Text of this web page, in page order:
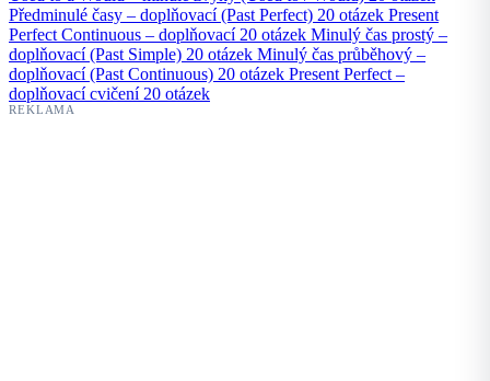
Předminulé časy – doplňovací (Past Perfect) 20 otázek Present
Perfect Continuous – doplňovací 20 otázek Minulý čas prostý –
doplňovací (Past Simple) 20 otázek Minulý čas průběhový –
doplňovací (Past Continuous) 20 otázek Present Perfect –
doplňovací cvičení 20 otázek
REKLAMA